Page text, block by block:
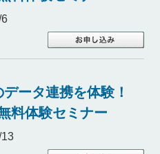
ータ連携を体験！
料体験セミナー
13